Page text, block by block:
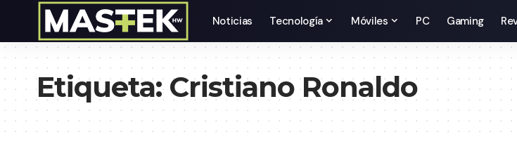
Noticias Tecnología Móviles PC Gaming
Etiqueta:Cristiano Ronaldo